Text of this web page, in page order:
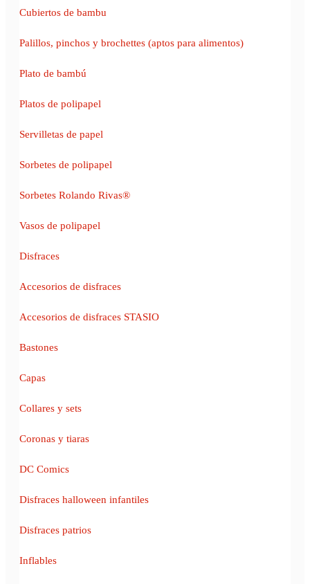
Cubiertos de bambu
Palillos, pinchos y brochettes (aptos para alimentos)
Plato de bambú
Platos de polipapel
Servilletas de papel
Sorbetes de polipapel
Sorbetes Rolando Rivas®
Vasos de polipapel
Disfraces
Accesorios de disfraces
Accesorios de disfraces STASIO
Bastones
Capas
Collares y sets
Coronas y tiaras
DC Comics
Disfraces halloween infantiles
Disfraces patrios
Inflables